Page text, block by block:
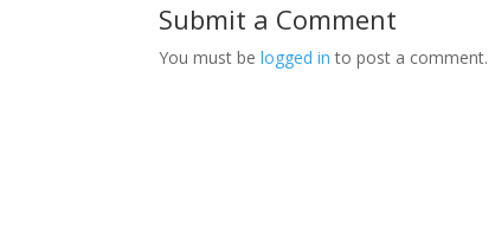
Submit a Comment
You must belogged in to post a comment.